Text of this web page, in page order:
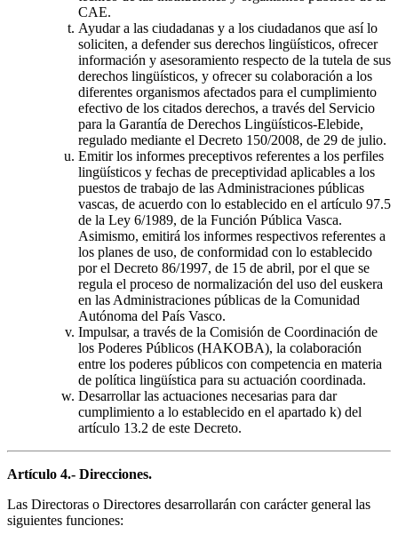
CAE.
Ayudar a las ciudadanas y a los ciudadanos que así lo
soliciten, a defender sus derechos lingüísticos, ofrecer
información y asesoramiento respecto de la tutela de sus
derechos lingüísticos, y ofrecer su colaboración a los
diferentes organismos afectados para el cumplimiento
efectivo de los citados derechos, a través del Servicio
para la Garantía de Derechos Lingüísticos-Elebide,
regulado mediante el Decreto 150/2008, de 29 de julio.
Emitir los informes preceptivos referentes a los perfiles
lingüísticos y fechas de preceptividad aplicables a los
puestos de trabajo de las Administraciones públicas
vascas, de acuerdo con lo establecido en el artículo 97.5
de la Ley 6/1989, de la Función Pública Vasca.
Asimismo, emitirá los informes respectivos referentes a
los planes de uso, de conformidad con lo establecido
por el Decreto 86/1997, de 15 de abril, por el que se
regula el proceso de normalización del uso del euskera
en las Administraciones públicas de la Comunidad
Autónoma del País Vasco.
Impulsar, a través de la Comisión de Coordinación de
los Poderes Públicos (HAKOBA), la colaboración
entre los poderes públicos con competencia en materia
de política lingüística para su actuación coordinada.
Desarrollar las actuaciones necesarias para dar
cumplimiento a lo establecido en el apartado k) del
artículo 13.2 de este Decreto.
Artículo 4.- Direcciones.
Las Directoras o Directores desarrollarán con carácter general las
siguientes funciones: